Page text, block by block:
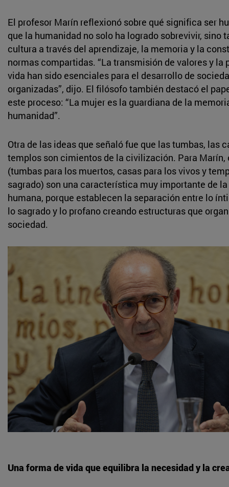
El profesor Marín reflexionó sobre qué significa ser
que la humanidad no solo ha logrado sobrevivir, sino
cultura a través del aprendizaje, la memoria y la
normas compartidas. “La transmisión de valores y la
vida han sido esenciales para el desarrollo de
organizadas”, dijo. El filósofo también destacó el
este proceso: “La mujer es la guardiana de la
humanidad”.
Otra de las ideas que señaló fue que las tumbas, las
templos son cimientos de la civilización. Para Marín,
(tumbas para los muertos, casas para los vivos y
sagrado) son una característica muy importante de
humana, porque establecen la separación entre lo
lo sagrado y lo profano creando estructuras que
sociedad.
Una forma de vida que equilibra la necesidad y la